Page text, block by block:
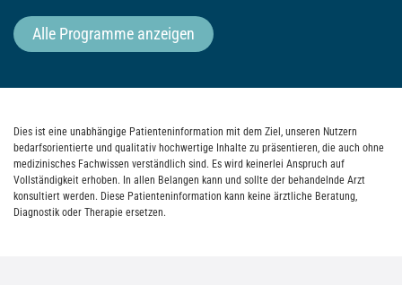
Alle Programme anzeigen
Dies ist eine unabhängige Patienteninformation mit dem Ziel, unseren Nutzern
bedarfsorientierte und qualitativ hochwertige Inhalte zu präsentieren, die auch ohne
medizinisches Fachwissen verständlich sind. Es wird keinerlei Anspruch auf
Vollständigkeit erhoben. In allen Belangen kann und sollte der behandelnde Arzt
konsultiert werden. Diese Patienteninformation kann keine ärztliche Beratung,
Diagnostik oder Therapie ersetzen.